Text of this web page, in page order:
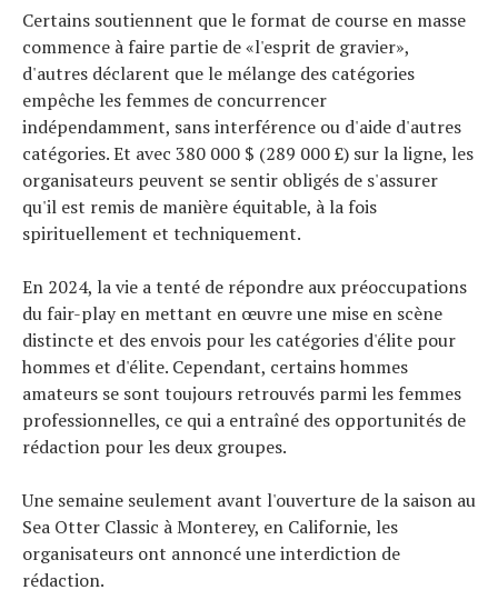
Certains soutiennent que le format de course en masse
commence à faire partie de «l'esprit de gravier»,
d'autres déclarent que le mélange des catégories
empêche les femmes de concurrencer
indépendamment, sans interférence ou d'aide d'autres
catégories. Et avec 380 000 $ (289 000 £) sur la ligne, les
organisateurs peuvent se sentir obligés de s'assurer
qu'il est remis de manière équitable, à la fois
spirituellement et techniquement.
En 2024, la vie a tenté de répondre aux préoccupations
du fair-play en mettant en œuvre une mise en scène
distincte et des envois pour les catégories d'élite pour
hommes et d'élite. Cependant, certains hommes
amateurs se sont toujours retrouvés parmi les femmes
professionnelles, ce qui a entraîné des opportunités de
rédaction pour les deux groupes.
Une semaine seulement avant l'ouverture de la saison au
Sea Otter Classic à Monterey, en Californie, les
organisateurs ont annoncé une interdiction de
rédaction.